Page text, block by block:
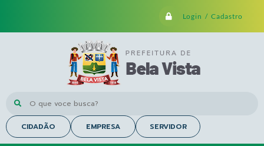
Login / Cadastro
O que voce busca?
CIDADÃO EMPRESA SERVIDOR